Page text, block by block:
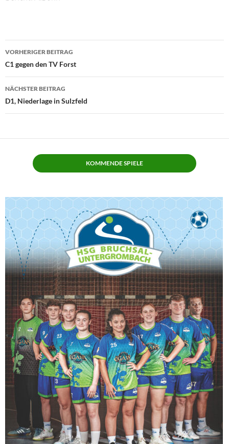
Beitragsnavigation
VORHERIGER BEITRAG
C1 gegen den TV Forst
NÄCHSTER BEITRAG
D1, Niederlage in Sulzfeld
KOMMENDE SPIELE